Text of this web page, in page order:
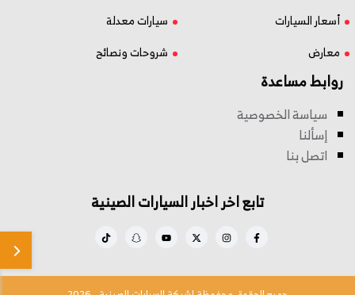
أسعار السيارات
سيارات معدلة
معارض
شروحات ونصائح
روابط مساعدة
سياسة الخصوصية
إسألنا
اتصل بنا
تابع اخر اخبار السيارات الصينية